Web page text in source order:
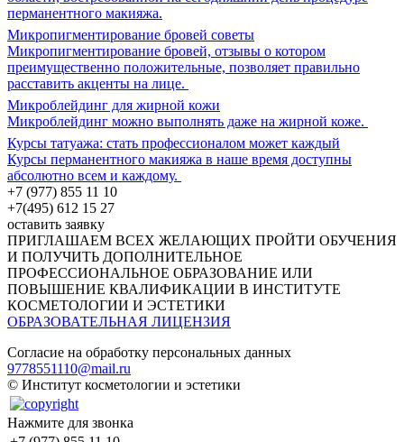
перманентного макияжа.
Микропигментирование бровей советы
Микропигментирование бровей, отзывы о котором
преимущественно положительные, позволяет правильно
расставить акценты на лице.
Микроблейдинг для жирной кожи
Микроблейдинг можно выполнять даже на жирной коже.
Курсы татуажа: стать профессионалом может каждый
Курсы перманентного макияжа в наше время доступны
абсолютно всем и каждому.
+7 (977) 855 11 10
+7(495) 612 15 27
оставить заявку
ПРИГЛАШАЕМ ВСЕХ ЖЕЛАЮЩИХ ПРОЙТИ ОБУЧЕНИЯ
И ПОЛУЧИТЬ ДОПОЛНИТЕЛЬНОЕ
ПРОФЕССИОНАЛЬНОЕ ОБРАЗОВАНИЕ ИЛИ
ПОВЫШЕНИЕ КВАЛИФИКАЦИИ В ИНСТИТУТЕ
КОСМЕТОЛОГИИ И ЭСТЕТИКИ
ОБРАЗОВАТЕЛЬНАЯ ЛИЦЕНЗИЯ
Согласие на обработку персональных данных
9778551110@mail.ru
© Институт косметологии и эстетики
Нажмите для звонка